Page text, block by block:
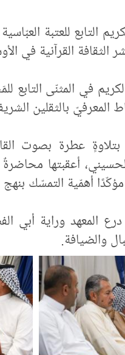
التابع للعتبة
القرآنية في
في المثنّى
المعرفيّ بالثقلين
بتلاوةٍ عطرة بصوت
أعقبتها
أهمّية التمسّك بنهج
المعهد وراية أبي
والضيافة.